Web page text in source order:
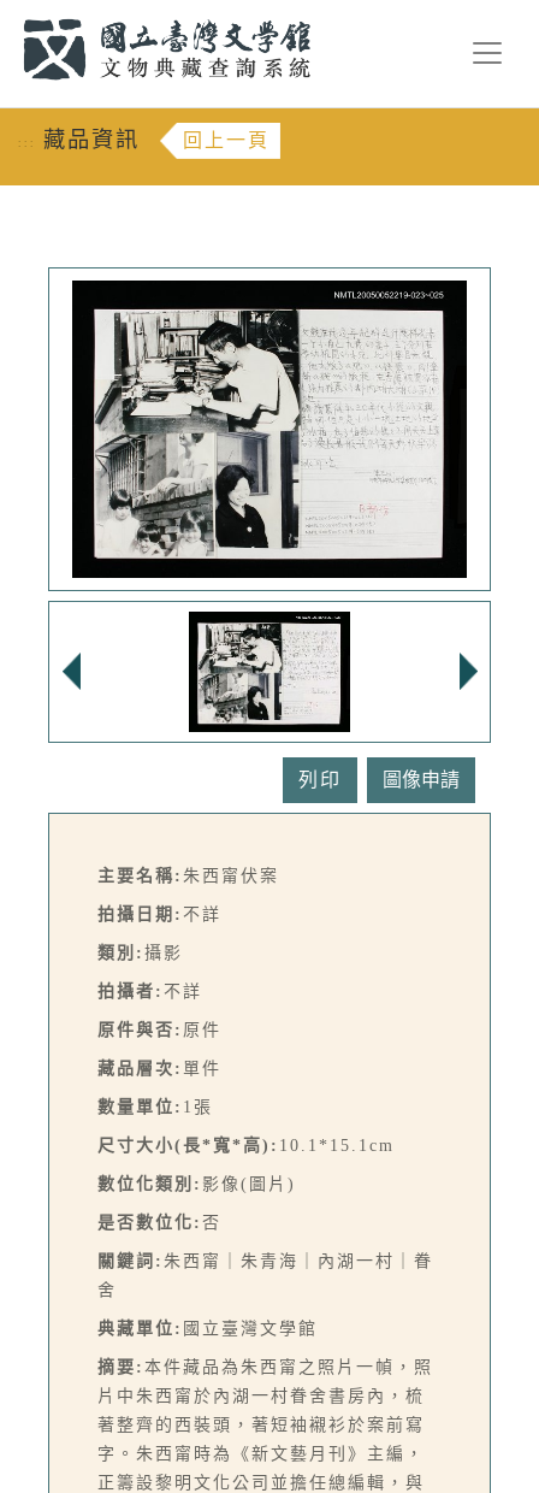
::: 藏品資訊 回上一頁
列印
主要名稱: 朱西甯伏案
拍攝日期: 不詳
類別: 攝影
拍攝者: 不詳
原件與否: 原件
藏品層次: 單件
數量單位: 1張
尺寸大小(長*寬*高): 10.1*15.1cm
數位化類別: 影像(圖片)
是否數位化: 否
關鍵詞: 朱西甯｜朱青海｜內湖一村｜眷
舍
典藏單位: 國立臺灣文學館
摘要: 本件藏品為朱西甯之照片一幀，照
片中朱西甯於內湖一村眷舍書房內，梳
著整齊的西裝頭，著短袖襯衫於案前寫
字。朱西甯時為《新文藝月刊》主編，
正籌設黎明文化公司並擔任總編輯，與